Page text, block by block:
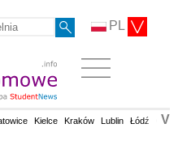
PL
Kielce Kraków Lublin Łódź V